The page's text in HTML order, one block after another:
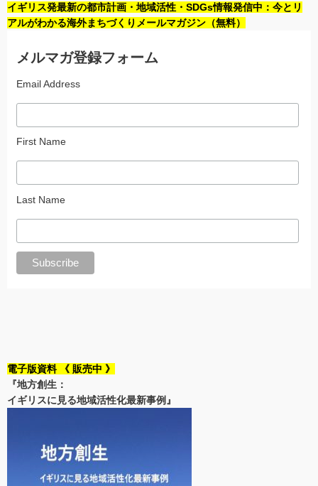
イギリス発最新の都市計画・地域活性・SDGs情報発信中：今とリ
アルがわかる海外まちづくりメールマガジン（無料）
メルマガ登録フォーム
Email Address
First Name
Last Name
電子版資料 《 販売中 》
『地方創生：
イギリスに見る地域活性化最新事例』